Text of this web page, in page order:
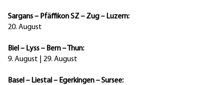
Sargans – Pfäffikon SZ – Zug – Luzern:
20. August
Biel – Lyss – Bern – Thun:
9. August | 29. August
Basel – Liestal – Egerkingen – Sursee: